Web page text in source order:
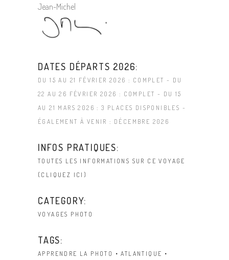
Jean-Michel
DATES DÉPARTS 2026:
DU 15 AU 21 FÉVRIER 2026 : COMPLET - DU
22 AU 26 FÉVRIER 2026 : COMPLET - DU 15
AU 21 MARS 2026 : 3 PLACES DISPONIBLES -
ÉGALEMENT À VENIR : DÉCEMBRE 2026
INFOS PRATIQUES:
TOUTES LES INFORMATIONS SUR CE VOYAGE
(CLIQUEZ ICI)
CATEGORY:
VOYAGES PHOTO
TAGS:
APPRENDRE LA PHOTO ATLANTIQUE